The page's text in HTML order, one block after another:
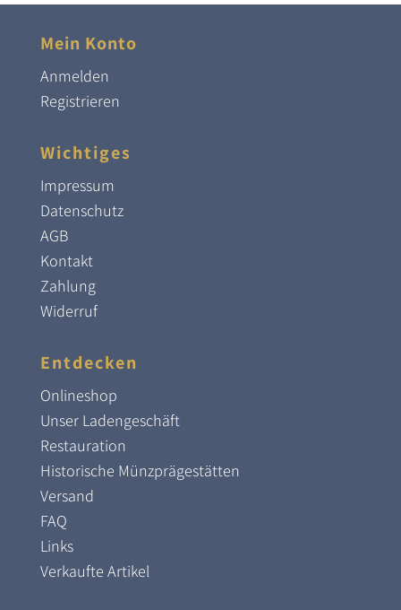
Mein Konto
Anmelden
Registrieren
Wichtiges
Impressum
Datenschutz
AGB
Kontakt
Zahlung
Widerruf
Entdecken
Onlineshop
Unser Ladengeschäft
Restauration
Historische Münzprägestätten
Versand
FAQ
Links
Verkaufte Artikel